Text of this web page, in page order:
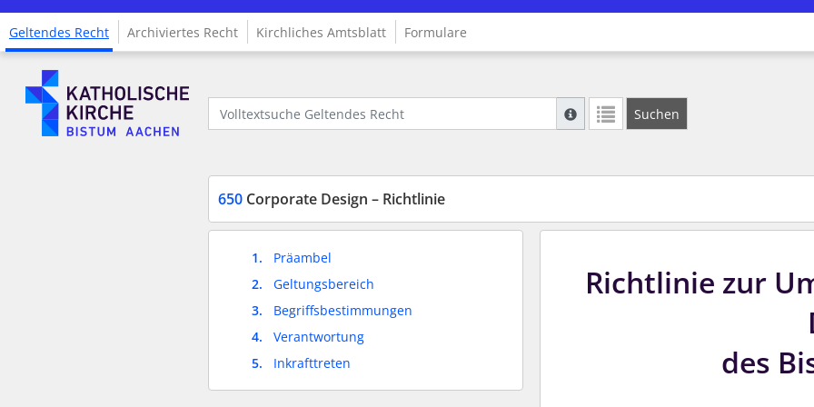
Logo Fachinformationssystem Kirchenrecht
Geltendes Recht Archiviertes Recht Kirchliches Amtsblatt Formulare
Volltextsuche Geltendes Recht
Suche mit Platzhalter "*", Bsp. Pfarrer*,
Suchen
650 Corporate Design – Richtlinie
1.
Präambel
2.
Geltungsbereich
3.
Begriffsbestimmungen
4.
Verantwortung
5.
Inkrafttreten
Richtlinie zur
des